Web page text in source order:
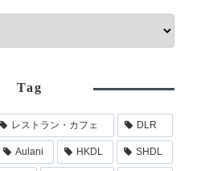
Tag
レストラン・カフェ DLR
Aulani HKDL SHDL